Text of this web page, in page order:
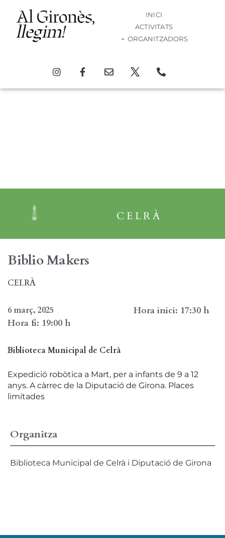
INICI
ACTIVITATS
ORGANITZADORS
CELRÀ
Biblio Makers
CELRÀ
6 març, 2025
Hora inici: 17:30 h
Hora fi: 19:00 h
Biblioteca Municipal de Celrà
Expedició robòtica a Mart, per a infants de 9 a 12
anys. A càrrec de la Diputació de Girona. Places
limitades
Organitza
Biblioteca Municipal de Celrà i Diputació de Girona